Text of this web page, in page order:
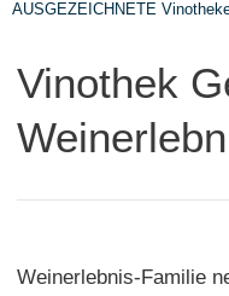
AUSGEZEICHNETE
Vinothek
Weinerlebnis-Familie